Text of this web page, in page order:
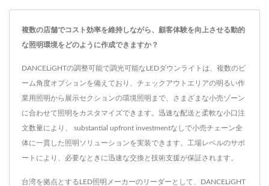
複数の店舗でコスト効率を維持しながら、顧客体験を向上させる動的
な照明環境をどのように作成できますか？
DANCELiGHTの調整可能で調光可能なLEDダウンライトは、複数のビ
ーム角度オプションを備えており、チェックアウトエリアの明るい作
業用照明から展示セクションの環境照明まで、さまざまな小売ゾーン
に合わせて照明をカスタマイズできます。迅速な配送と柔軟な小口注
文数量により、 substantial upfront investmentなしで小売チェーン全
体に一貫した照明ソリューションを実装できます。工場レベルのサポ
ートにより、必要なときに迅速な交換と技術支援が保証されます。
台湾を拠点とするLED照明メーカーのリーダーとして、DANCELiGHT